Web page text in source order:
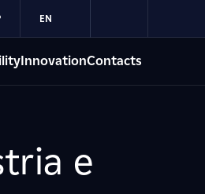
EN
InnovationContacts
e